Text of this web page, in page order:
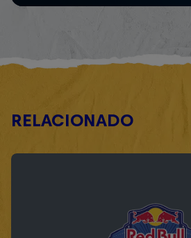
RELACIONADO